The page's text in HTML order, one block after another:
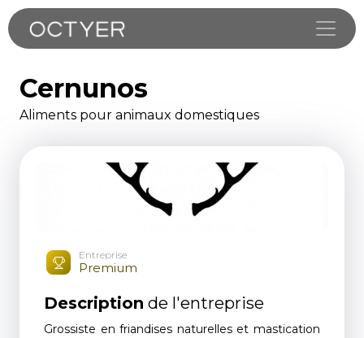
Cernunos
Aliments pour animaux domestiques
Entreprise
Premium
Description de l'entreprise
Grossiste en friandises naturelles et mastication